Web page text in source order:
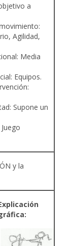
a
Agilidad,
Media
Equipos.
Supone un
y la